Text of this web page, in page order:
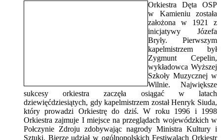
Orkiestra Dęta OSP
w Kamieniu została
założona w 1921 z
inicjatywy Józefa
Bryły. Pierwszym
kapelmistrzem był
Zygmunt Cepelin,
wykładowca Wyższej
Szkoły Muzycznej w
Wilnie. Największe
sukcesy orkiestra zaczęła osiągać w latach
dziewięćdziesiątych, gdy kapelmistrzem został Henryk Siuda,
który prowadzi Orkiestrę do dziś. W roku 1996 i 1998
Orkiestra zajmuje I miejsce na przeglądach wojewódzkich w
Połczynie Zdroju zdobywając nagrody Ministra Kultury i
Sztuki. Bierze udział w ogólnopolskich Festiwalach Orkiestr